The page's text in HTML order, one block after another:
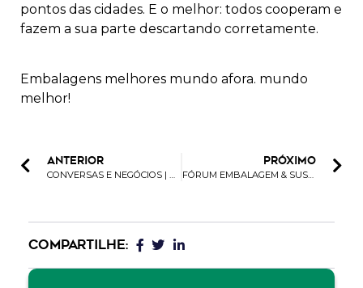
pontos das cidades. E o melhor: todos cooperam e
fazem a sua parte descartando correta­mente.
Embalagens melhores mundo afora. mundo
melhor!
ANTERIOR PRÓXIMO
COMPARTILHE: